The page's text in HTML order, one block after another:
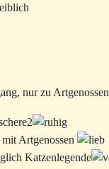
nur zu Artgenossen